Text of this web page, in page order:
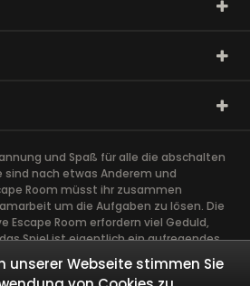
und Spaß für alle die abschalten
sind nach etwas Anderem und
Room müsst ihr zusammen
um die Aufgaben zu lösen. Die
Escape Room erfordern viel Geduld,
Spiel ist eigentlich ein aufregendes
sind sehr gut für Team Building und
Das spannendste Teamevent,
unserer Webseite stimmen Sie